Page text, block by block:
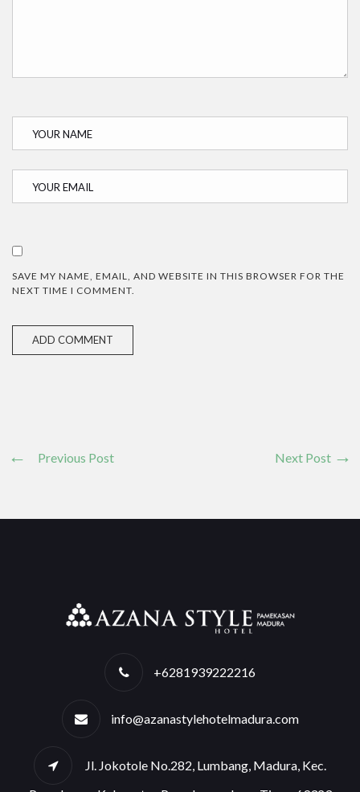
SAVE MY NAME, EMAIL, AND WEBSITE IN THIS BROWSER FOR THE
NEXT TIME I COMMENT.
Previous Post Next Post
+6281939222216
info@azanastylehotelmadura.com
Jl. Jokotole No.282, Lumbang, Madura, Kec.